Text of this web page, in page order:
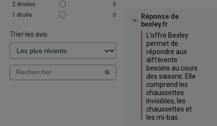
2 étoiles
0
1 étoile 0
Trier les avis
Réponse de
bexley.fr
L’offre Bexley
permet de
répondre aux
différents
besoins au cours
des saisons. Elle
comprend les
chaussettes
invisibles, les
chaussettes et
les mi-bas.